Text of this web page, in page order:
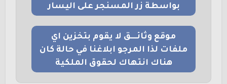
بواسطة زر المسنجر على اليسار
موقع وثائــــق لا يقوم بتخزين اي
ملفات لذا المرجو ابلاغنا في حالة كان
هناك انتهاك لحقوق الملكية